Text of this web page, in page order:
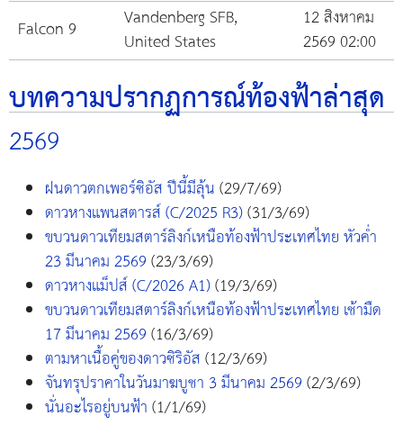
Falcon 9
Vandenberg SFB,
United States
12 สิงหาคม
2569 02:00
บทความปรากฏการณ์ท้องฟ้าล่าสุด
2569
ฝนดาวตกเพอร์ซิอัส ปีนี้มีลุ้น(29/7/69)
ดาวหางแพนสตารส์ (C/2025 R3)(31/3/69)
ขบวนดาวเทียมสตาร์ลิงก์เหนือท้องฟ้าประเทศไทย หัวค่ำ
23 มีนาคม 2569(23/3/69)
ดาวหางแม็ปส์ (C/2026 A1)(19/3/69)
ขบวนดาวเทียมสตาร์ลิงก์เหนือท้องฟ้าประเทศไทย เช้ามืด
17 มีนาคม 2569(16/3/69)
ตามหาเนื้อคู่ของดาวซิริอัส(12/3/69)
จันทรุปราคาในวันมาฆบูชา 3 มีนาคม 2569(2/3/69)
นั่นอะไรอยู่บนฟ้า(1/1/69)